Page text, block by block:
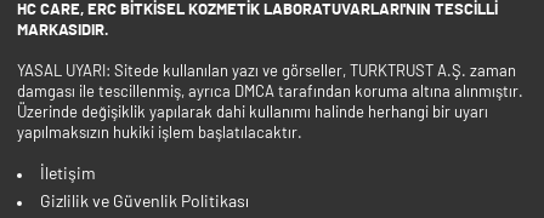
HC CARE, ERC BITKISEL KOZMETIK LABORATUVARLARI'NIN TESCILLI
MARKASIDIR.
YASAL UYARI: Sitede kullanılan yazı ve görseller, TURKTRUST A.Ş. zaman
damgası ile tescillenmiş, ayrıca DMCA tarafından koruma altına alınmıştır.
Üzerinde değişiklik yapılarak dahi kullanımı halinde herhangi bir uyarı
yapılmaksızın hukiki işlem başlatılacaktır.
İletişim
Gizlilik ve Güvenlik Politikası